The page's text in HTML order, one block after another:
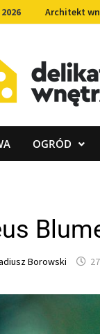
Architekt
OGRÓD
Borowski